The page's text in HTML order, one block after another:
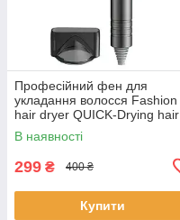
Професійний фен для
укладання волосся Fashion
hair dryer QUICK-Drying hair
care Фен для волосся на
1800 Вт
В наявності
299 ₴ 400 ₴
Купити